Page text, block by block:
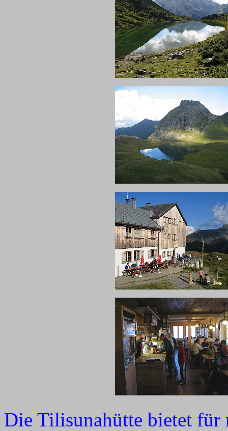
Die Tilisunahütte bietet